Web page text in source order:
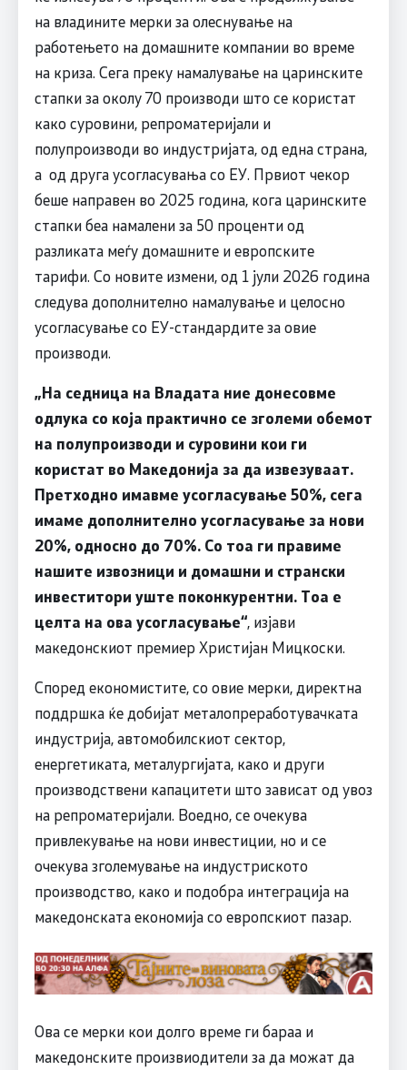
на владините мерки за олеснување на
работењето на домашните компании во време
на криза. Сега преку намалување на царинските
стапки за околу 70 производи што се користат
како суровини, репроматеријали и
полупроизводи во индустријата, од една страна,
а од друга усогласувања со ЕУ. Првиот чекор
беше направен во 2025 година, кога царинските
стапки беа намалени за 50 проценти од
разликата меѓу домашните и европските
тарифи. Со новите измени, од 1 јули 2026 година
следува дополнително намалување и целосно
усогласување со ЕУ-стандардите за овие
производи.
„На седница на Владата ние донесовме
одлука со која практично се зголеми обемот
на полупроизводи и суровини кои ги
користат во Македонија за да извезуваат.
Претходно имавме усогласување 50%, сега
имаме дополнително усогласување за нови
20%, односно до 70%. Со тоа ги правиме
нашите извозници и домашни и странски
инвеститори уште поконкурентни. Тоа е
целта на ова усогласување“, изјави
македонскиот премиер Христијан Мицкоски.
Според економистите, со овие мерки, директна
поддршка ќе добијат металопреработувачката
индустрија, автомобилскиот сектор,
енергетиката, металургијата, како и други
производствени капацитети што зависат од увоз
на репроматеријали. Воедно, се очекува
привлекување на нови инвестиции, но и се
очекува зголемување на индустриското
производство, како и подобра интеграција на
македонската економија со европскиот пазар.
Ова се мерки кои долго време ги бараа и
македонските произвиодители за да можат да